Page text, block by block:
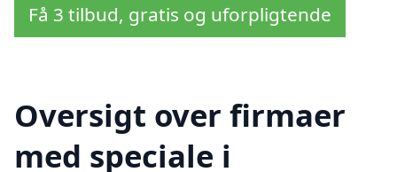
Få 3 tilbud, gratis og uforpligtende
Oversigt over firmaer
med speciale i